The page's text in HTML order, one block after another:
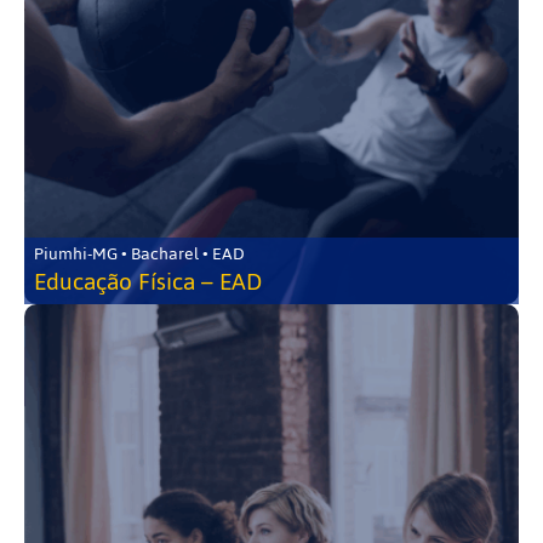
Piumhi-MG • Bacharel • EAD
Educação Física – EAD